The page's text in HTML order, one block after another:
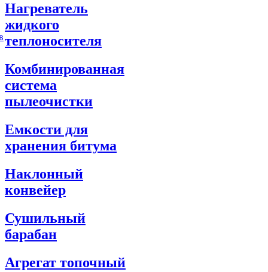
Нагреватель
жидкого
теплоносителя
Комбинированная
система
пылеочистки
Емкости для
хранения битума
Наклонный
конвейер
Сушильный
барабан
Агрегат топочный